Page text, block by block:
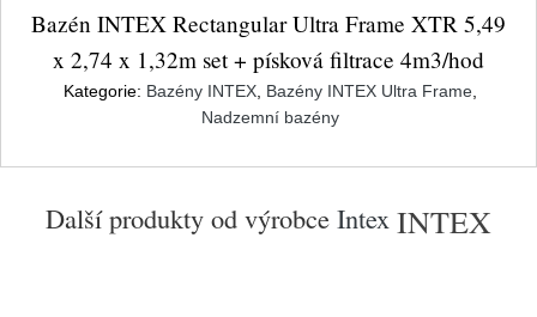
Bazén INTEX Rectangular Ultra Frame XTR 5,49
x 2,74 x 1,32m set + písková filtrace 4m3/hod
Kategorie: Bazény INTEX, Bazény INTEX Ultra Frame,
Nadzemní bazény
Další produkty od výrobce Intex INTEX